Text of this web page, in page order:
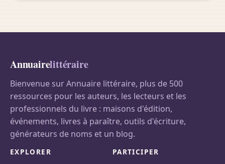
Annuairelittéraire
Bienvenue sur Annuaire littéraire, plus de 500
ressources pour les auteurs, les lecteurs et les
professionnels du livre : maisons d'édition,
événements, livres à paraître, outils d'écriture,
générateurs de noms et un blog.
EXPLORER PARTICIPER